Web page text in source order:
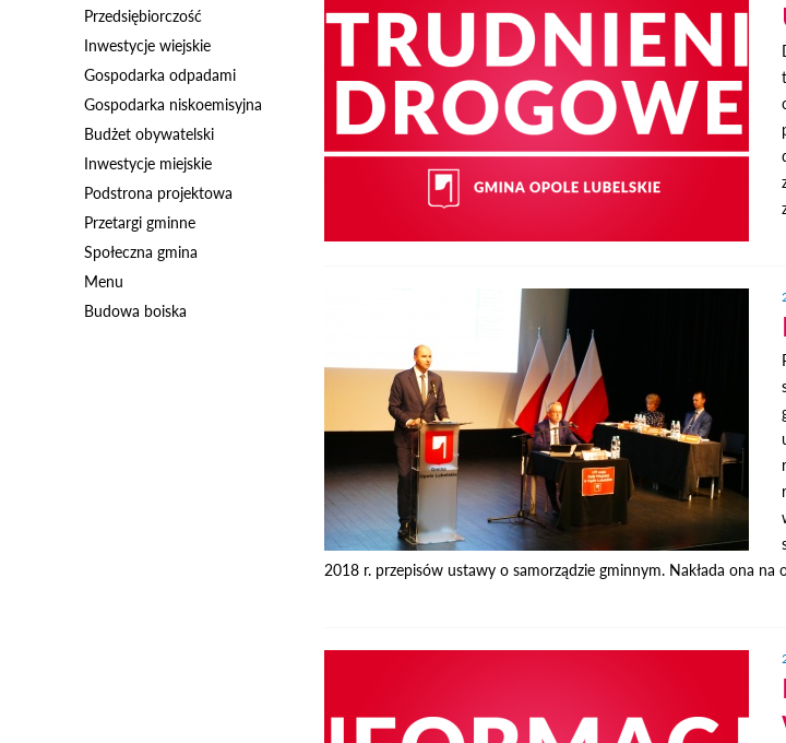
Przedsiębiorczość
Inwestycje wiejskie
Gospodarka odpadami
Gospodarka niskoemisyjna
Budżet obywatelski
Inwestycje miejskie
Podstrona projektowa
Przetargi gminne
Społeczna gmina
Menu
Budowa boiska
2018 r. przepisów ustawy o samorządzie gminnym. Nakłada ona na